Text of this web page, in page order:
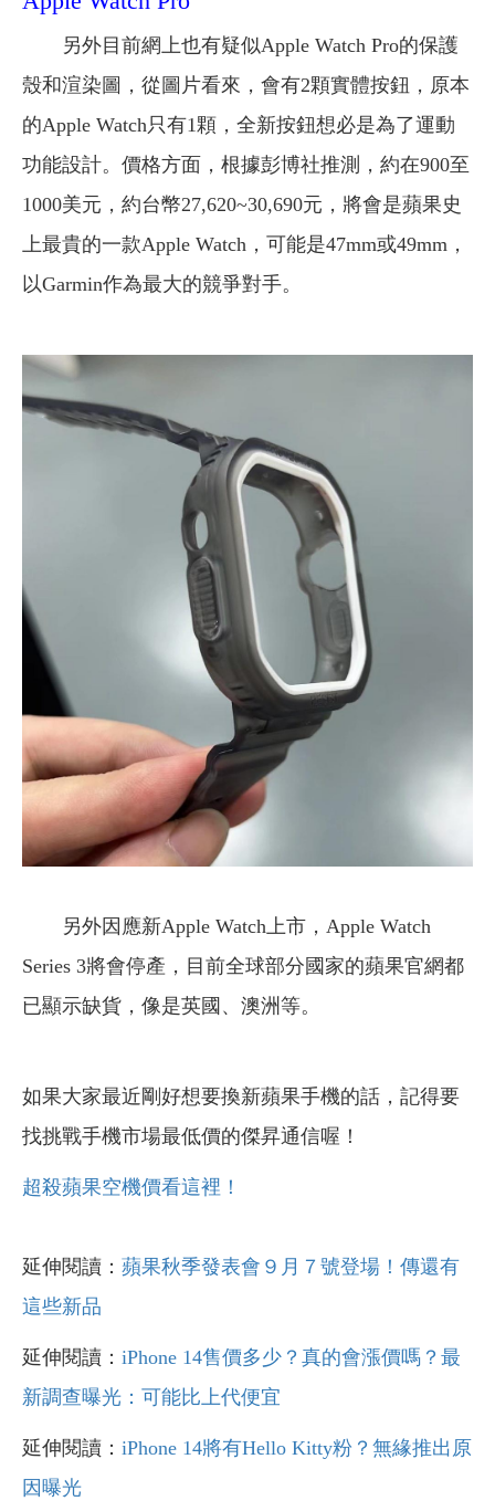
另外目前網上也有疑似Apple Watch Pro的保護
殼和渲染圖，從圖片看來，會有2顆實體按鈕，原本
的Apple Watch只有1顆，全新按鈕想必是為了運動
功能設計。價格方面，根據彭博社推測，約在900至
1000美元，約台幣27,620~30,690元，將會是蘋果史
上最貴的一款Apple Watch，可能是47mm或49mm，
以Garmin作為最大的競爭對手。
另外因應新Apple Watch上市，Apple Watch
Series 3將會停產，目前全球部分國家的蘋果官網都
已顯示缺貨，像是英國、澳洲等。
如果大家最近剛好想要換新蘋果手機的話，記得要
找挑戰手機市場最低價的傑昇通信喔！
超殺蘋果空機價看這裡！
延伸閱讀： 蘋果秋季發表會９月７號登場！傳還有
這些新品
延伸閱讀： iPhone 14售價多少？真的會漲價嗎？最
新調查曝光：可能比上代便宜
延伸閱讀： iPhone 14將有Hello Kitty粉？無緣推出原
因曝光